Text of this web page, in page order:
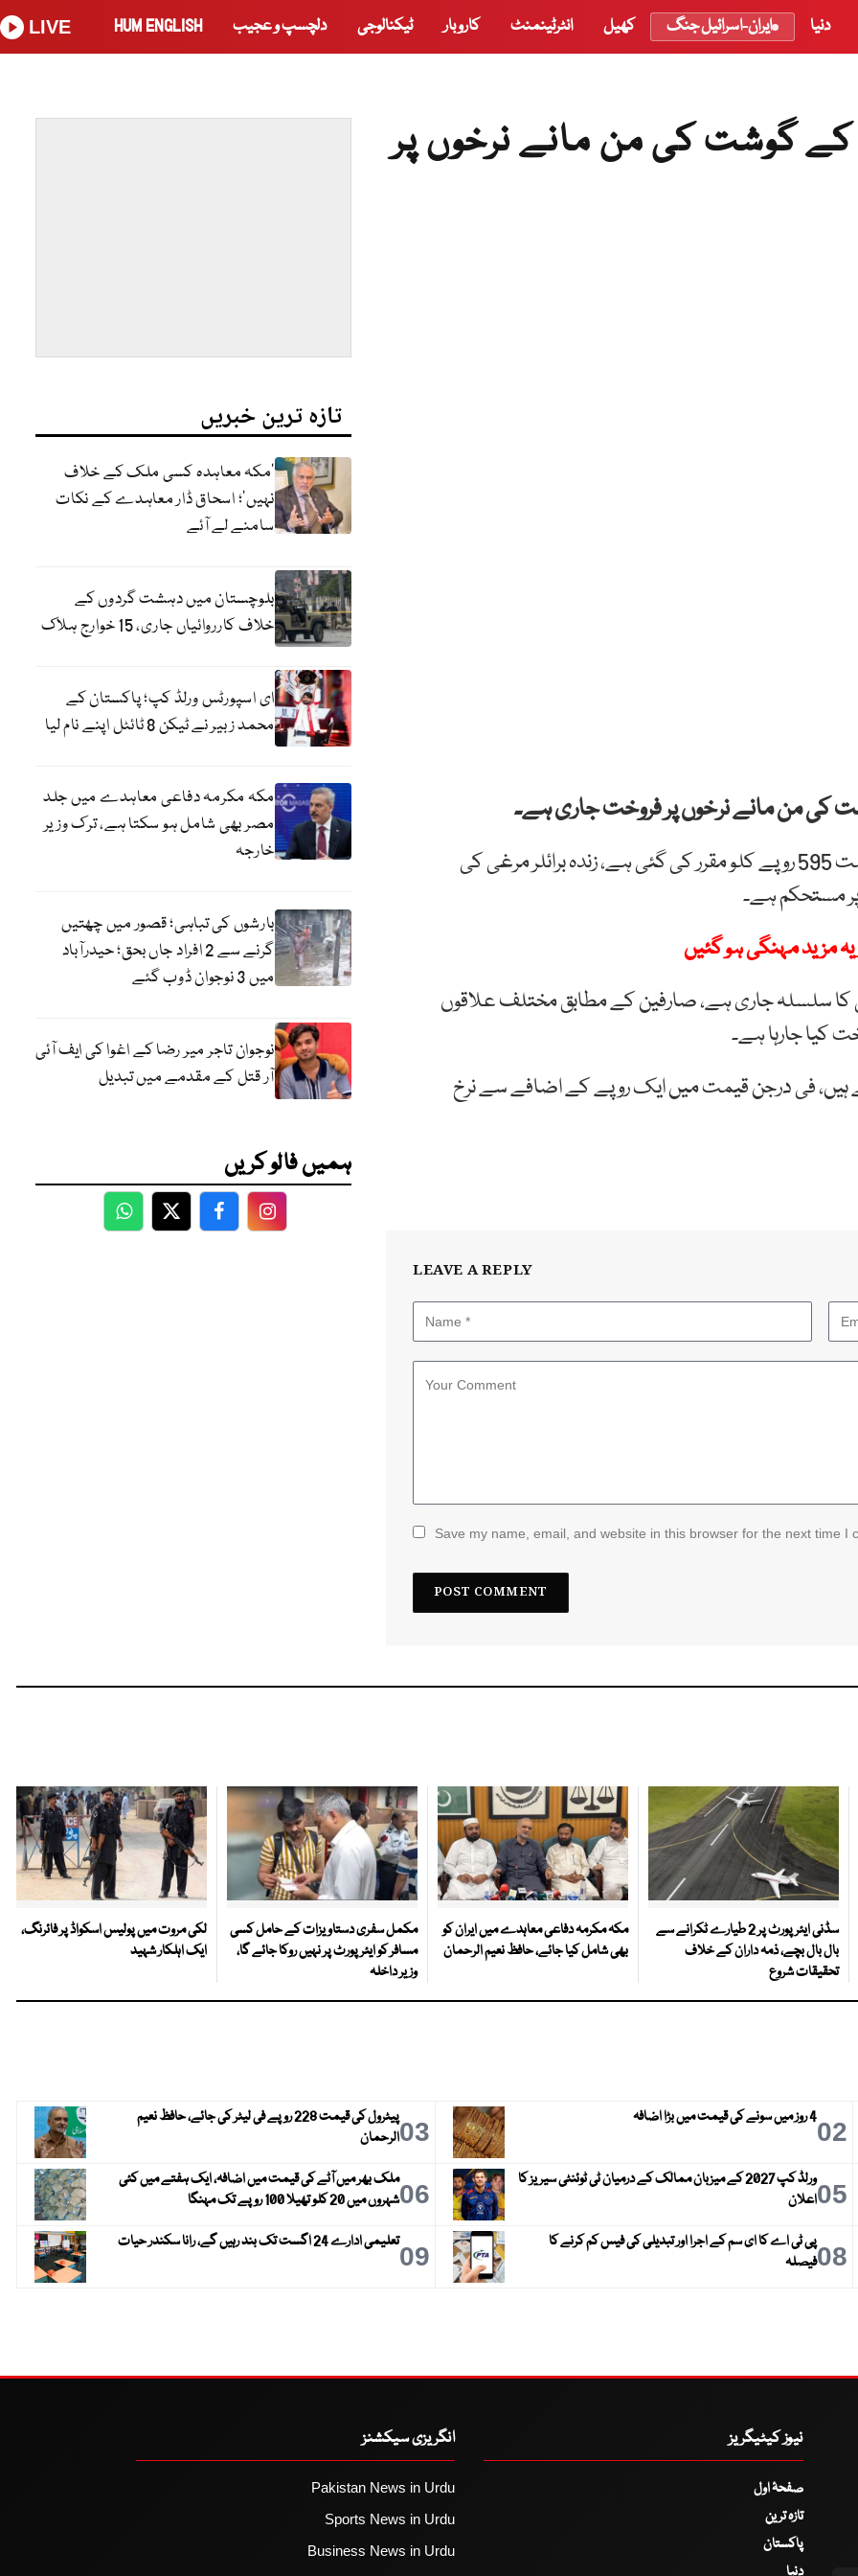
دنیا ایران-اسرائیل جنگ کھیل انٹرٹینمنٹ کاروبار ٹیکنالوجی دلچسپ و عجیب HUM ENGLISH
LIVE
گوشت کی من مانے نرخوں پر
کی من مانے نرخوں پر فروخت جاری ہے۔
سرکاری نرخنامے کے مطابق فی کلو برائلر گوشت کی قیمت 595 روپے کلو مقرر کی گئی ہے، زندہ برائلر مرغی کی
کا سلسلہ جاری ہے، صارفین کے مطابق مختلف علاقوں
ہیں، فی درجن قیمت میں ایک روپے کے اضافے سے نرخ
LEAVE A REPLY
Save my name, email, and website in this browser for the next time I
تازہ ترین خبریں
‘مکہ معاہدہ کسی ملک کے خلاف
نہیں’؛ اسحاق ڈار معاہدے کے نکات
سامنے لے آئے
بلوچستان میں دہشت گردوں کے
خلاف کارروائیاں جاری، 15 خوارج ہلاک
ای اسپورٹس ورلڈ کپ؛ پاکستان کے
محمد زبیر نے ٹیکن 8 ٹائٹل اپنے نام لیا
مکہ مکرمہ دفاعی معاہدے میں جلد
مصر بھی شامل ہو سکتا ہے، ترک وزیر
خارجہ
بارشوں کی تباہی؛ قصور میں چھتیں
گرنے سے 2 افراد جاں بحق؛ حیدرآباد
میں 3 نوجوان ڈوب گئے
نوجوان تاجر میر رضا کے اغوا کی ایف آئی
آر قتل کے مقدمے میں تبدیل
ہمیں فالو کریں
WhatsApp
TwitterFacebookFacebook
سڈنی ایئرپورٹ پر 2 طیارے ٹکرانے سے
بال بال بچے، ذمہ داران کے خلاف
تحقیقات شروع
مکہ مکرمہ دفاعی معاہدے میں ایران کو
بھی شامل کیا جائے، حافظ نعیم الرحمان
مکمل سفری دستاویزات کے حامل کسی
مسافر کو ایئرپورٹ پر نہیں روکا جائے گا،
وزیر داخلہ
لکی مروت میں پولیس اسکواڈ پر فائرنگ،
ایک اہلکار شہید
024 روز میں سونے کی قیمت میں بڑا اضافہ 03
پیٹرول کی قیمت 228 روپے فی لیٹر کی جائے، حافظ نعیم
الرحمان
05
ورلڈ کپ 2027 کے میزبان ممالک کے درمیان ٹی ٹوئنٹی سیریز کا
اعلان
06ملک بھر میں آٹے کی قیمت میں اضافہ، ایک ہفتے میں کئی
شہروں میں 20 کلو تھیلا 100 روپے تک مہنگا
08پی ٹی اے کا ای سم کے اجرا اور تبدیلی کی فیس کم کرنے کا
فیصلہ
09تعلیمی ادارے 24 اگست تک بند رہیں گے، رانا سکندر حیات
نیوز کیٹیگریز
صفحۂ اول
تازہ ترین
پاکستان
انگریزی سیکشنز
Pakistan News in Urdu
Sports News in Urdu
Business News in Urdu